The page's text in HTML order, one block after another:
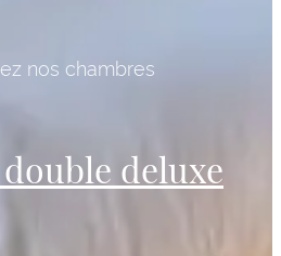
nos chambres
deluxe